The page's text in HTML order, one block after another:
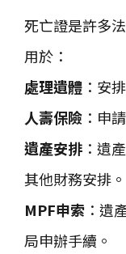
死亡證是許多
用於：
處理遺體 ：安
人壽保險 ：申
遺產安排 ：遺
其他財務安排。
MPF申索 ：遺
局申辦手續。